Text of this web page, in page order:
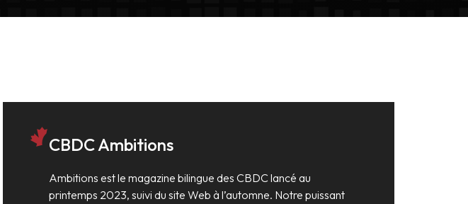
CBDC Ambitions
Ambitions est le magazine bilingue des CBDC lancé au
printemps 2023, suivi du site Web à l’automne. Notre puissant